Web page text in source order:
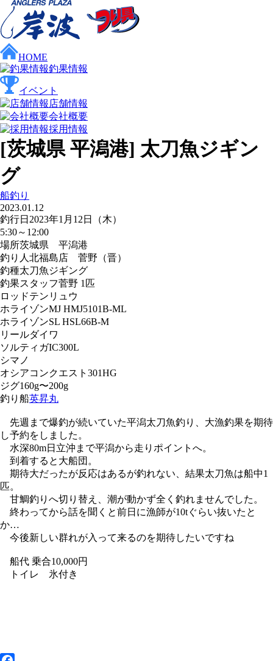
HOME
釣果情報
イベント
店舗情報
会社概要
採用情報
[茨城県 平潟港] 太刀魚ジギン
グ
船釣り
2023.01.12
釣行日 2023年1月12日（木）
5:30～12:00
場所茨城県 平潟港
釣り人 北福島店 菅野（晋）
釣種太刀魚ジギング
釣果スタッフ菅野 1匹
ロッドテンリュウ
ホライゾンMJ HMJ5101B-ML
ホライゾンSL HSL66B-M
リールダイワ
ソルティガIC300L
シマノ
オシアコンクエスト301HG
ジグ160g〜200g
釣り船英昇丸
先週まで爆釣が続いていた平潟太刀魚釣り、大漁釣果を期待
し予約をしました。
水深80m日立沖まで平潟から走りポイントへ。
到着すると大船団。
期待大だったが反応はあるが釣れない、結果太刀魚は船中1
匹。
甘鯛釣りへ切り替え、潮が動かず全く釣れませんでした。
終わってから話を聞くと前日に漁師が10tぐらい抜いたと
か…
今後新しい群れが入って来るのを期待したいですね
船代 乗合10,000円
トイレ 氷付き